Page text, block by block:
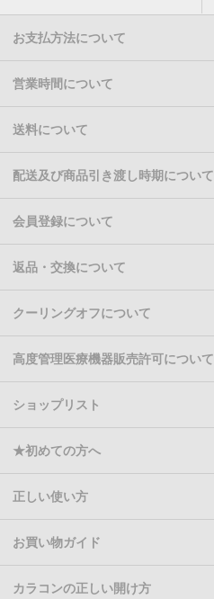
お支払方法について
営業時間について
送料について
配送及び商品引き渡し時期について
会員登録について
返品・交換について
クーリングオフについて
高度管理医療機器販売許可について
ショップリスト
★初めての方へ
正しい使い方
お買い物ガイド
カラコンの正しい開け方